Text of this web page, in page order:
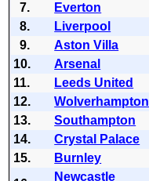
7.
Everton
8.
Liverpool
9.
Aston Villa
10.
Arsenal
11.
Leeds United
12.
Wolverhampton
13.
Southampton
14.
Crystal Palace
15.
Burnley
Newcastle